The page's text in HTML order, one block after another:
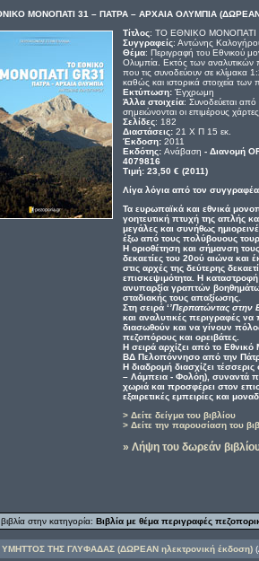
ΜΟΝΟΠΑΤΙ 31 – ΠΑΤΡΑ – ΑΡΧΑΙΑ ΟΛΥΜΠΙΑ (ΔΩΡΕΑΝ
Τίτλος: ΤΟ ΕΘΝΙΚΟ ΜΟΝΟΠΑΤΙ
Συγγραφείς: Αντώνης
Θέμα: Περιγραφή του Εθνικού
Ολυμπία. Εκτός των
που τις συνοδεύουν σε κλίμακα
καθώς και ιστορικά στοιχεία των
Εκτύπωση: Έγχρωμη
Άλλα στοιχεία: Συνοδεύεται
σημειώνονται οι επιμέρους
Σελίδες: 182
Διαστάσεις:21 Χ Π 15 εκ.
Έκδοση: 2011
Εκδότης: Ανάβαση - Διανομή
4079816
Τιμή: 23,50 € (2011)
Λίγα λόγια από τον
Τα ευρωπαϊκά και εθνικά
γοητευτική πτυχή της απλής
μεγάλες και συνήθως
έξω από τους πολύβουους
Η οριοθέτηση και σήμανση
δεκαετίες του 20ού αιώνα και
στις αρχές της δεύτερης
επισκεψιμότητα. Η
ανυπαρξία γραπτών
σταδιακής τους απαξίωσης.
Στη σειρά ‘’Περπατώντας στην
και αναλυτικές περιγραφές
διασωθούν και να γίνουν
πεζοπόρους και ορειβάτες.
Η σειρά αρχίζει από το
ΒΔ Πελοπόννησο από την
Η διαδρομή διασχίζει
– Λάμπεια - Φολόη), συναντά
χωριά και προσφέρει στον
εξαιρετικές εμπειρίες και
> Δείτε δείγμα του βιβλίου
> Δείτε την παρουσίαση του
» Λήψη του δωρεάν
στην κατηγορία: Βιβλία με θέμα περιγραφές
ΤΗΣ ΓΛΥΦΑΔΑΣ (ΔΩΡΕΑΝ ηλεκτρονική έκδοση)